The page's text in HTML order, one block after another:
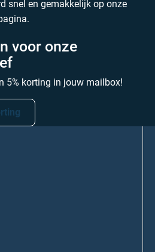
snel en gemakkelijk op onze
voor onze
5% korting in jouw mailbox!